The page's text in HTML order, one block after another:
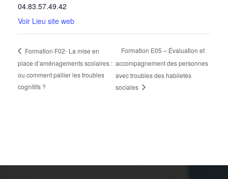
04.83.57.49.42
Voir Lieu site web
Formation F02- La mise en
place d’aménagements scolaires :
ou comment pallier les troubles
cognitifs ?
Formation E05 – Évaluation et
accompagnement des personnes
avec troubles des habiletés
sociales